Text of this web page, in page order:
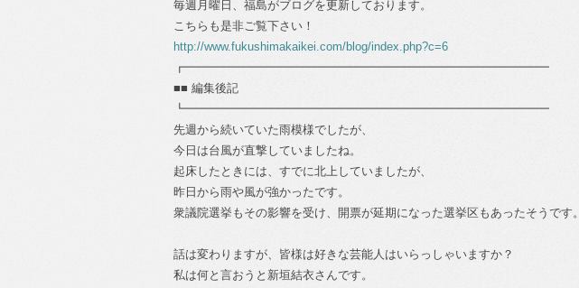
毎週月曜日、福島がブログを更新しております。
こちらも是非ご覧下さい！
http://www.fukushimakaikei.com/blog/index.php?c=6
┏━━━━━━━━━━━━━━━━━━━━━━━━━━━━━━━
■■ 編集後記
┗━━━━━━━━━━━━━━━━━━━━━━━━━━━━━━━
先週から続いていた雨模様でしたが、
今日は台風が直撃していましたね。
起床したときには、すでに北上していましたが、
昨日から雨や風が強かったです。
衆議院選挙もその影響を受け、開票が延期になった選挙区もあったそうです。
話は変わりますが、皆様は好きな芸能人はいらっしゃいますか？
私は何と言おうと新垣結衣さんです。